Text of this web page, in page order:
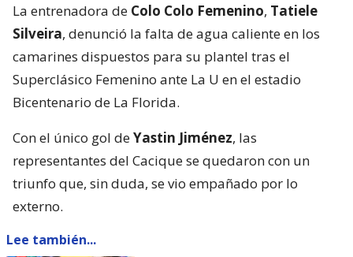
La entrenadora de Colo Colo Femenino, Tatiele
Silveira, denunció la falta de agua caliente en los
camarines dispuestos para su plantel tras el
Superclásico Femenino ante La U en el estadio
Bicentenario de La Florida.
Con el único gol deYastin Jiménez, las
representantes del Cacique se quedaron con un
triunfo que, sin duda, se vio empañado por lo
externo.
Lee también...